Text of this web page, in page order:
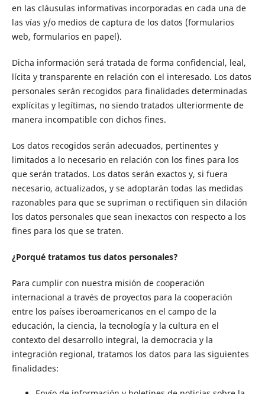
en las cláusulas informativas incorporadas en cada una de
las vías y/o medios de captura de los datos (formularios
web, formularios en papel).
Dicha información será tratada de forma confidencial, leal,
lícita y transparente en relación con el interesado. Los datos
personales serán recogidos para finalidades determinadas
explícitas y legítimas, no siendo tratados ulteriormente de
manera incompatible con dichos fines.
Los datos recogidos serán adecuados, pertinentes y
limitados a lo necesario en relación con los fines para los
que serán tratados. Los datos serán exactos y, si fuera
necesario, actualizados, y se adoptarán todas las medidas
razonables para que se supriman o rectifiquen sin dilación
los datos personales que sean inexactos con respecto a los
fines para los que se traten.
¿Porqué tratamos tus datos personales?
Para cumplir con nuestra misión de cooperación
internacional a través de proyectos para la cooperación
entre los países iberoamericanos en el campo de la
educación, la ciencia, la tecnología y la cultura en el
contexto del desarrollo integral, la democracia y la
integración regional, tratamos los datos para las siguientes
finalidades: